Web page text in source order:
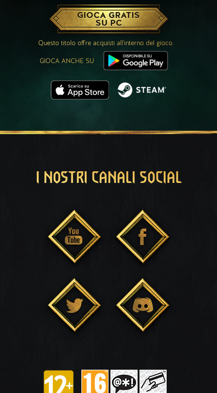
GIOCA GRATIS
SU PC
Questo titolo offre acquisti all'interno del gioco.
GIOCA ANCHE SU
I NOSTRI CANALI SOCIAL